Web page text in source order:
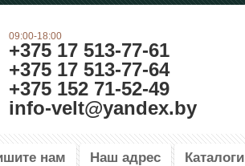
09:00-18:00
+375 17 513-77-61
+375 17 513-77-64
+375 152 71-52-49
info-velt@yandex.by
нам Наш адрес Каталоги